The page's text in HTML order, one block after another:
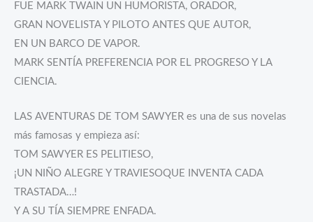
FUE MARK TWAIN UN HUMORISTA, ORADOR,
GRAN NOVELISTA Y PILOTO ANTES QUE AUTOR,
EN UN BARCO DE VAPOR.
MARK SENTÍA PREFERENCIA POR EL PROGRESO Y LA
CIENCIA.
LAS AVENTURAS DE TOM SAWYER es una de sus novelas
más famosas y empieza así:
TOM SAWYER ES PELITIESO,
¡UN NIÑO ALEGRE Y TRAVIESOQUE INVENTA CADA
TRASTADA…!
Y A SU TÍA SIEMPRE ENFADA.